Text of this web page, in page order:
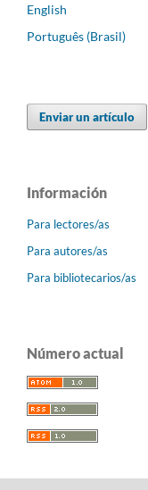
English
Português (Brasil)
Enviar un artículo
Información
Para lectores/as
Para autores/as
Para bibliotecarios/as
Número actual